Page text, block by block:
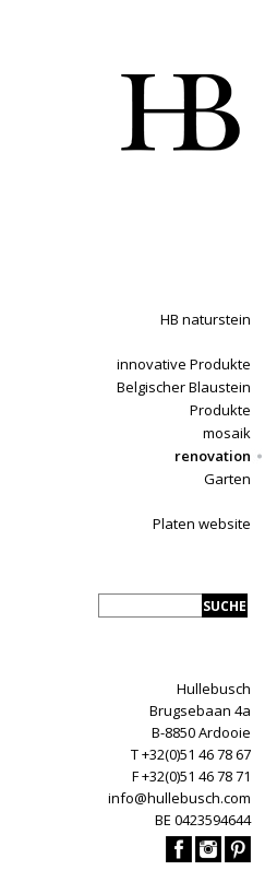
HB naturstein
innovative Produkte
Belgischer Blaustein
Produkte
mosaik
renovation
Garten
Platen website
Hullebusch
Brugsebaan 4a
B-8850 Ardooie
T +32(0)51 46 78 67
F +32(0)51 46 78 71
info@hullebusch.com
BE 0423594644